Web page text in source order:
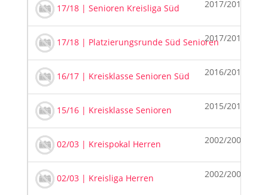
17/18 | Senioren Kreisliga Süd 2017/2018
17/18 | Platzierungsrunde Süd Senioren2017/2018
16/17 | Kreisklasse Senioren Süd 2016/2017
15/16 | Kreisklasse Senioren 2015/2016
02/03 | Kreispokal Herren 2002/2003
02/03 | Kreisliga Herren 2002/2003